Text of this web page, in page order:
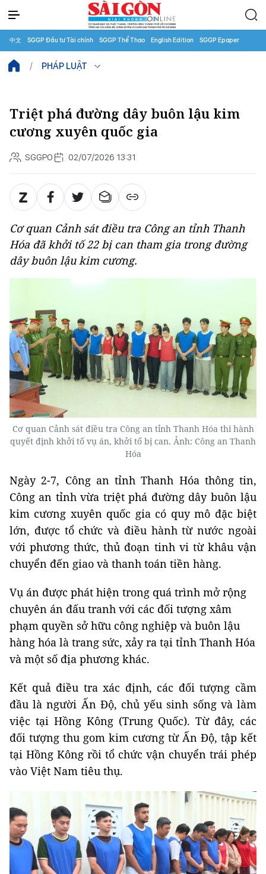
中文 SGGP Đầu tư Tài chính SGGP Thể Thao English Edition SGGP Epaper
PHÁP LUẬT
Triệt phá đường dây buôn lậu kim
cương xuyên quốc gia
SGGPO 02/07/2026 13:31
Cơ quan Cảnh sát điều tra Công an tỉnh Thanh
Hóa đã khởi tố 22 bị can tham gia trong đường
dây buôn lậu kim cương.
Cơ quan Cảnh sát điều tra Công an tỉnh Thanh Hóa thi hành
quyết định khởi tố vụ án, khởi tố bị can. Ảnh: Công an Thanh
Hóa
Ngày 2-7, Công an tỉnh Thanh Hóa thông tin,
Công an tỉnh vừa triệt phá đường dây buôn lậu
kim cương xuyên quốc gia có quy mô đặc biệt
lớn, được tổ chức và điều hành từ nước ngoài
với phương thức, thủ đoạn tinh vi từ khâu vận
chuyển đến giao và thanh toán tiền hàng.
Vụ án được phát hiện trong quá trình mở rộng
chuyên án đấu tranh với các đối tượng xâm
phạm quyền sở hữu công nghiệp và buôn lậu
hàng hóa là trang sức, xảy ra tại tỉnh Thanh Hóa
và một số địa phương khác.
Kết quả điều tra xác định, các đối tượng cầm
đầu là người Ấn Độ, chủ yếu sinh sống và làm
việc tại Hồng Kông (Trung Quốc). Từ đây, các
đối tượng thu gom kim cương từ Ấn Độ, tập kết
tại Hồng Kông rồi tổ chức vận chuyển trái phép
vào Việt Nam tiêu thụ.